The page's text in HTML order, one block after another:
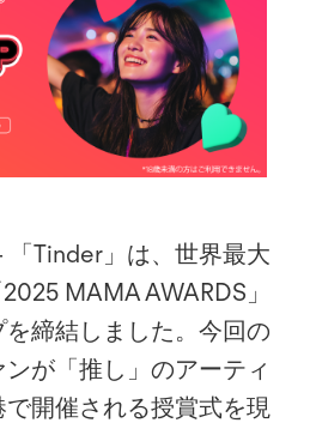
Tinder」は、世界最大
MAMA AWARDS」
締結しました。今回の
が「推し」のアーティ
開催される授賞式を現